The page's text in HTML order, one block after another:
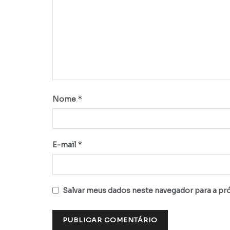
Nome *
E-mail *
Salvar meus dados neste navegador para a